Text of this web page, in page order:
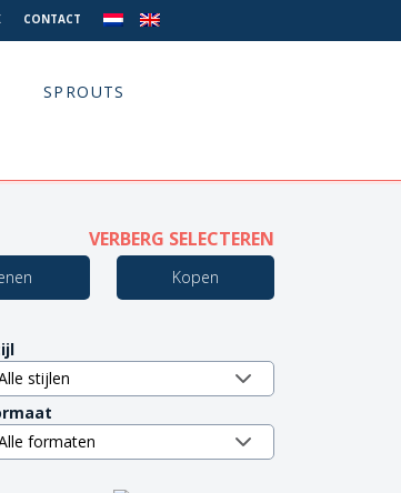
CONTACT
SPROUTS
VERBERG SELECTEREN
Kopen